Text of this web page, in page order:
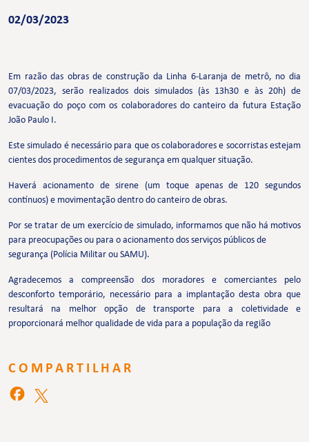
02/03/2023
Em razão das obras de construção da Linha 6-Laranja de metrô, no dia
07/03/2023, serão realizados dois simulados (às 13h30 e às 20h) de
evacuação do poço com os colaboradores do canteiro da futura Estação
João Paulo I.
Este simulado é necessário para que os colaboradores e socorristas estejam
cientes dos procedimentos de segurança em qualquer situação.
Haverá acionamento de sirene (um toque apenas de 120 segundos
contínuos) e movimentação dentro do canteiro de obras.
Por se tratar de um exercício de simulado, informamos que não há motivos
para preocupações ou para o acionamento dos serviços públicos de
segurança (Polícia Militar ou SAMU).
Agradecemos a compreensão dos moradores e comerciantes pelo
desconforto temporário, necessário para a implantação desta obra que
resultará na melhor opção de transporte para a coletividade e
proporcionará melhor qualidade de vida para a população da região
COMPARTILHAR